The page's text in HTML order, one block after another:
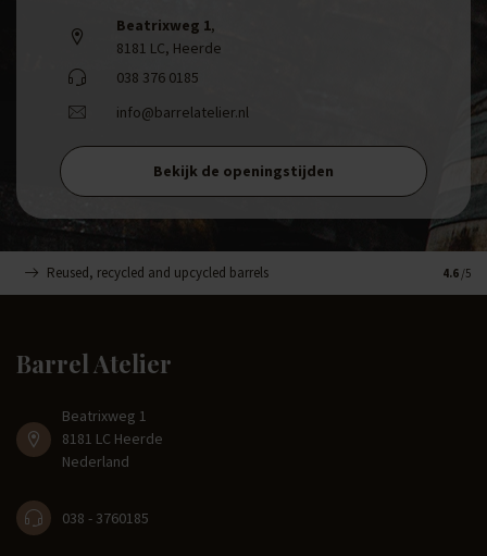
Beatrixweg 1,
8181 LC, Heerde
038 376 0185
info@barrelatelier.nl
Bekijk de openingstijden
Reused, recycled and upcycled barrels 4.6 /5
Barrel Atelier
Beatrixweg 1
8181 LC Heerde
Nederland
038 - 3760185